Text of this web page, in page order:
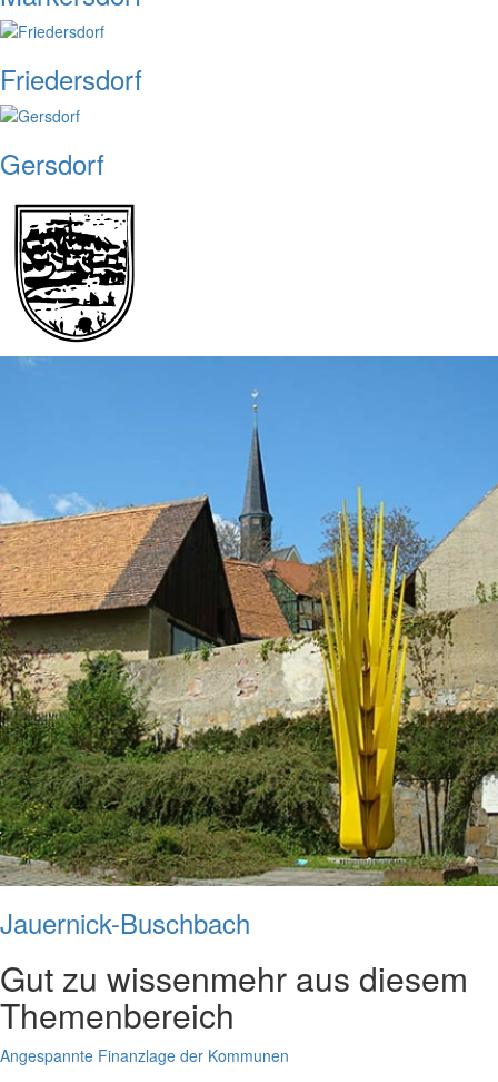
Friedersdorf
Gersdorf
Jauernick-Buschbach
Gut zu wissenmehr aus diesem
Themenbereich
Angespannte Finanzlage der Kommunen